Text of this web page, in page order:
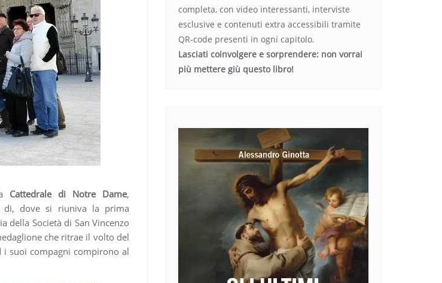
Cattedrale di Notre Dame,
di, dove si riuniva la prima
della Società di San Vincenzo
che ritrae il volto del
i suoi compagni compirono al
completa, con video interessanti, interviste
esclusive e contenuti extra accessibili tramite
QR-code presenti in ogni capitolo.
Lasciati coinvolgere e sorprendere: non vorrai
più mettere giù questo libro!